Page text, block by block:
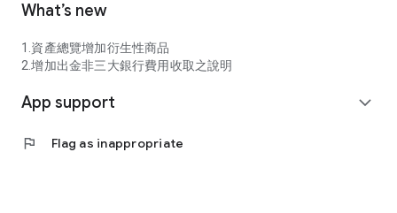
What’s new
1.資產總覽增加衍生性商品
2.增加出金非三大銀行費用收取之說明
App support expand_more
flag Flag as inappropriate